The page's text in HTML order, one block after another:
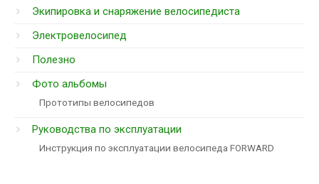
Экипировка и снаряжение велосипедиста
Электровелосипед
Полезно
Фото альбомы
Прототипы велосипедов
Руководства по эксплуатации
Инструкция по эксплуатации велосипеда FORWARD